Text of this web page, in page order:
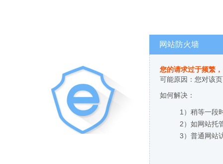
网站防火墙
您的请求过于频繁
可能原因：您对该
如何解决：
1）稍等一段
2）如网站托
3）普通网站